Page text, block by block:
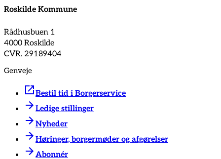
Roskilde Kommune
Rådhusbuen 1
4000 Roskilde
CVR. 29189404
Genveje
Bestil tid i Borgerservice
Ledige stillinger
Nyheder
Høringer, borgermøder og afgørelser
Abonnér